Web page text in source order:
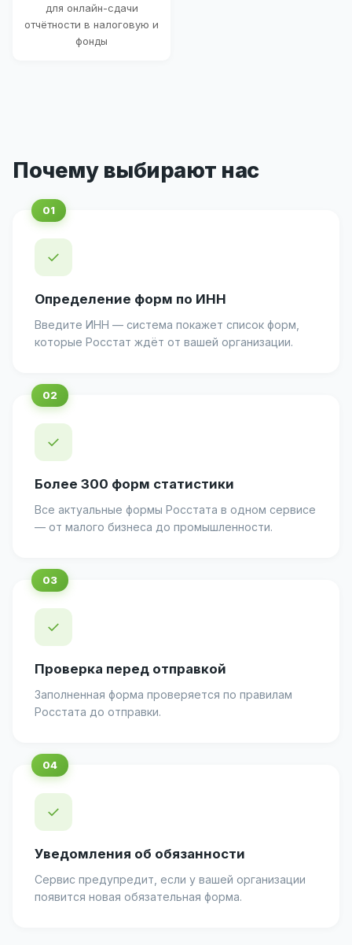
для онлайн-сдачи
отчётности в налоговую и
фонды
Почему выбирают нас
✓
Определение форм по ИНН
Введите ИНН — система покажет список форм,
которые Росстат ждёт от вашей организации.
✓
Более 300 форм статистики
Все актуальные формы Росстата в одном сервисе
— от малого бизнеса до промышленности.
✓
Проверка перед отправкой
Заполненная форма проверяется по правилам
Росстата до отправки.
✓
Уведомления об обязанности
Сервис предупредит, если у вашей организации
появится новая обязательная форма.